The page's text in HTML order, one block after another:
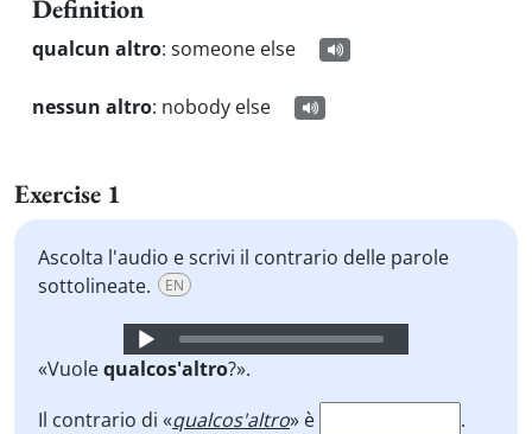
Definition
qualcun altro: someone else
nessun altro: nobody else
Exercise 1
Ascolta l'audio e scrivi il contrario delle parole
sottolineate.
EN
Audio
Player
«Vuolequalcos'altro?».
Il contrario di «qualcos'altro» è .